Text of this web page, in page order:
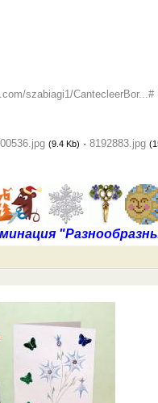
szabiagi1/CantecleerBor...#
(9.4 Kb) · 8192883.jpg